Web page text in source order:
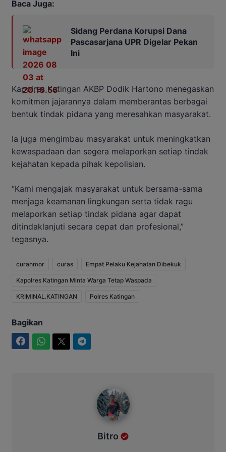
Baca Juga:
Sidang Perdana Korupsi Dana
Pascasarjana UPR Digelar Pekan
Ini
Kapolres Katingan AKBP Dodik Hartono menegaskan
komitmen jajarannya dalam memberantas berbagai
bentuk tindak pidana yang meresahkan masyarakat.
Ia juga mengimbau masyarakat untuk meningkatkan
kewaspadaan dan segera melaporkan setiap tindak
kejahatan kepada pihak kepolisian.
“Kami mengajak masyarakat untuk bersama-sama
menjaga keamanan lingkungan serta tidak ragu
melaporkan setiap tindak pidana agar dapat
ditindaklanjuti secara cepat dan profesional,”
tegasnya.
curanmor curas Empat Pelaku Kejahatan Dibekuk
Kapolres Katingan Minta Warga Tetap Waspada
KRIMINAL.KATINGAN Polres Katingan
Bagikan
Bitro